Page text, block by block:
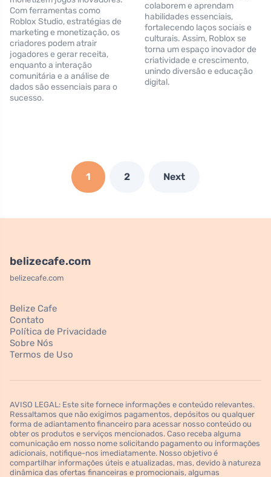
Com ferramentas como
Roblox Studio, estratégias de
marketing e monetização, os
criadores podem atrair
jogadores e gerar receita,
enquanto a interação
comunitária e a análise de
dados são essenciais para o
sucesso.
colaborem e aprendam
habilidades essenciais,
fortalecendo laços sociais e
culturais. Assim, Roblox se
torna um espaço inovador de
criatividade e crescimento,
unindo diversão e educação
digital.
1 2 Next
belizecafe.com
belizecafe.com
Belize Cafe
Contato
Política de Privacidade
Sobre Nós
Termos de Uso
AVISO LEGAL: Este site fornece informações e conteúdo relevantes.
Ressaltamos que não exigimos pagamentos, depósitos ou qualquer
forma de adiantamento financeiro para acessar nosso conteúdo ou
obter os produtos e serviços mencionados. Caso receba alguma
comunicação em nosso nome solicitando pagamento ou informações
adicionais, notifique-nos imediatamente. Nosso objetivo é
compartilhar informações úteis e atualizadas, mas, devido à natureza
dinâmica das ofertas financeiras e promocionais, algumas